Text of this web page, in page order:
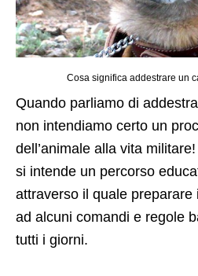
Cosa significa addestrare un
Quando parliamo di
non intendiamo certo un
dell’animale alla vita
si intende un percorso
attraverso il quale preparare il
ad alcuni comandi e regole
tutti i giorni.